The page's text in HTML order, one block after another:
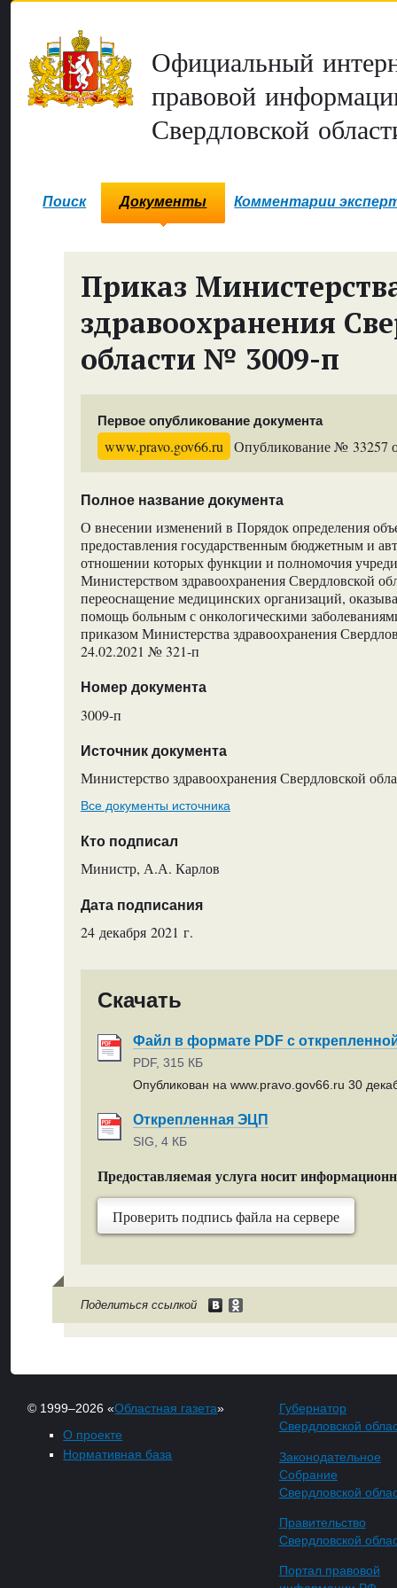
Официальный
правовой
Свердловской
Поиск Документы Комментарии
Приказ
здравоохранения
области № 3009-п
Первое опубликование документа
www.pravo.gov66.ru Опубликование № 33257
Полное название документа
О внесении изменений в Порядок определения
предоставления государственным бюджетным и
отношении которых функции и полномочия
Министерством здравоохранения Свердловской
переоснащение медицинских организаций,
помощь больным с онкологическими
приказом Министерства здравоохранения
24.02.2021 № 321-п
Номер документа
3009-п
Источник документа
Министерство здравоохранения Свердловской
Все документы источника
Кто подписал
Министр, А.А. Карлов
Дата подписания
24 декабря 2021 г.
Скачать
Файл в формате PDF с
PDF, 315 КБ
Опубликован на www.pravo.gov66.ru 30
Открепленная ЭЦП
SIG, 4 КБ
Предоставляемая услуга носит
Проверить подпись файла на сервере
Поделиться ссылкой
© 1999–2026 «Областная газета»
О проекте
Нормативная база
Губернатор
Свердловской
Законодательное
Собрание
Свердловской
Правительство
Свердловской
Портал правовой